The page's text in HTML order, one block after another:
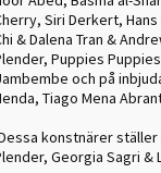
Siri Derkert, Hans
& Dalena Tran &
Puppies
och på
Tiago Mena
konstnärer ställer
Georgia Sagri &